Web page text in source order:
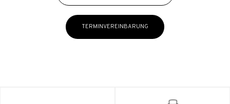
TERMINVEREINBARUNG